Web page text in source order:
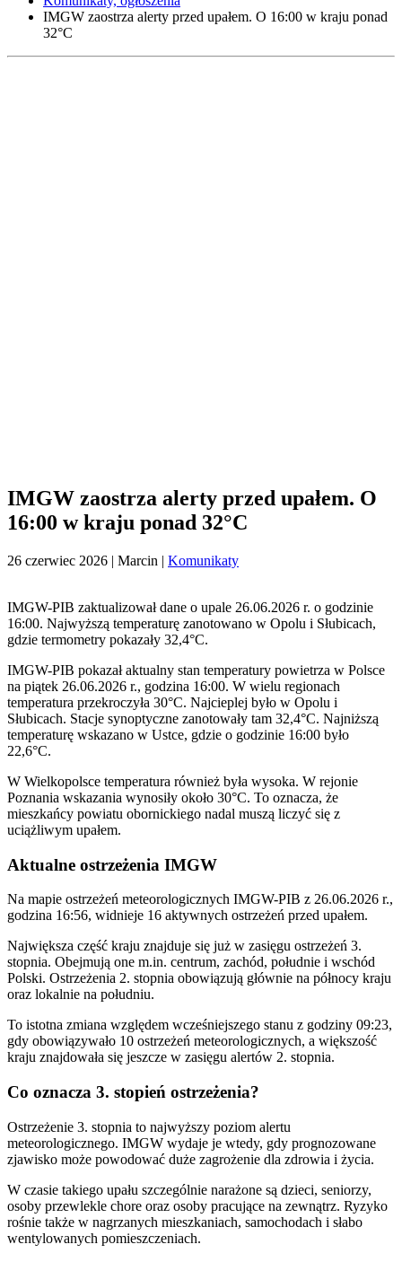
IMGW zaostrza alerty przed upałem. O 16:00 w kraju ponad
32°C
IMGW zaostrza alerty przed upałem. O
16:00 w kraju ponad 32°C
26 czerwiec 2026 | Marcin | Komunikaty
IMGW-PIB zaktualizował dane o upale 26.06.2026 r. o godzinie
16:00. Najwyższą temperaturę zanotowano w Opolu i Słubicach,
gdzie termometry pokazały 32,4°C.
IMGW-PIB pokazał aktualny stan temperatury powietrza w Polsce
na piątek 26.06.2026 r., godzina 16:00. W wielu regionach
temperatura przekroczyła 30°C. Najcieplej było w Opolu i
Słubicach. Stacje synoptyczne zanotowały tam 32,4°C. Najniższą
temperaturę wskazano w Ustce, gdzie o godzinie 16:00 było
22,6°C.
W Wielkopolsce temperatura również była wysoka. W rejonie
Poznania wskazania wynosiły około 30°C. To oznacza, że
mieszkańcy powiatu obornickiego nadal muszą liczyć się z
uciążliwym upałem.
Aktualne ostrzeżenia IMGW
Na mapie ostrzeżeń meteorologicznych IMGW-PIB z 26.06.2026 r.,
godzina 16:56, widnieje 16 aktywnych ostrzeżeń przed upałem.
Największa część kraju znajduje się już w zasięgu ostrzeżeń 3.
stopnia. Obejmują one m.in. centrum, zachód, południe i wschód
Polski. Ostrzeżenia 2. stopnia obowiązują głównie na północy kraju
oraz lokalnie na południu.
To istotna zmiana względem wcześniejszego stanu z godziny 09:23,
gdy obowiązywało 10 ostrzeżeń meteorologicznych, a większość
kraju znajdowała się jeszcze w zasięgu alertów 2. stopnia.
Co oznacza 3. stopień ostrzeżenia?
Ostrzeżenie 3. stopnia to najwyższy poziom alertu
meteorologicznego. IMGW wydaje je wtedy, gdy prognozowane
zjawisko może powodować duże zagrożenie dla zdrowia i życia.
W czasie takiego upału szczególnie narażone są dzieci, seniorzy,
osoby przewlekle chore oraz osoby pracujące na zewnątrz. Ryzyko
rośnie także w nagrzanych mieszkaniach, samochodach i słabo
wentylowanych pomieszczeniach.